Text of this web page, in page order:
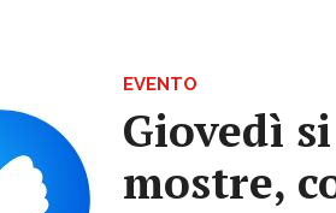
EVENTO
Giovedì
mostre,